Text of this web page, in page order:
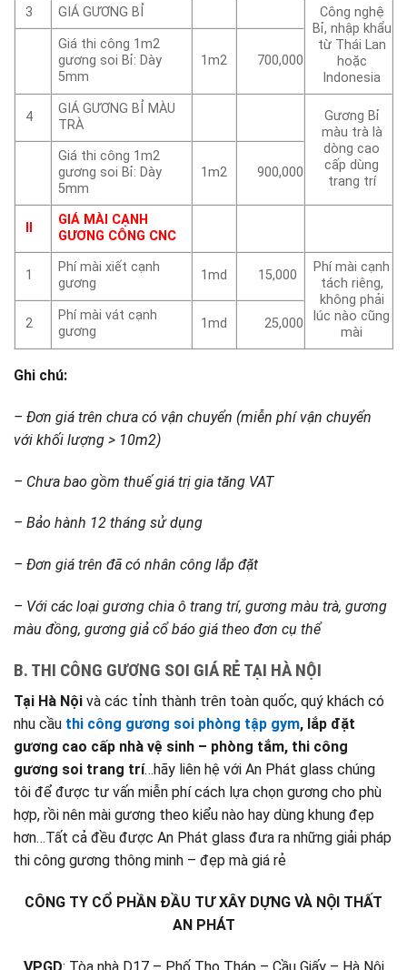
3 GIÁ GƯƠNG BỈ
Công nghệ
Bỉ, nhập khẩu
từ Thái Lan
hoặc
Indonesia
Giá thi công 1m2
gương soi Bỉ: Dày
5mm
1m2 700,000
4
GIÁ GƯƠNG BỈ MÀU
TRÀ
Gương Bỉ
màu trà là
dòng cao
cấp dùng
trang trí
Giá thi công 1m2
gương soi Bỉ: Dày
5mm
1m2 900,000
GIÁ MÀI CẠNH
GƯƠNG CÔNG CNC
1
Phí mài xiết cạnh
gương
1md 15,000
Phí mài cạnh
tách riêng,
không phải
lúc nào cũng
mài
2
Phí mài vát cạnh
gương
1md 25,000
Ghi chú:
– Đơn giá trên chưa có vận chuyển (miễn phí vận chuyển
với khối lượng > 10m2)
– Chưa bao gồm thuế giá trị gia tăng VAT
– Bảo hành 12 tháng sử dụng
– Đơn giá trên đã có nhân công lắp đặt
– Với các loại gương chia ô trang trí, gương màu trà, gương
màu đồng, gương giả cổ báo giá theo đơn cụ thể
B. THI CÔNG GƯƠNG SOI GIÁ RẺ TẠI HÀ NỘI
Tại Hà Nội và các tỉnh thành trên toàn quốc, quý khách có
nhu cầu thi công gương soi phòng tập gym, lắp đặt
gương cao cấp nhà vệ sinh – phòng tắm, thi công
gương soi trang trí…hãy liên hệ với An Phát glass chúng
tôi để được tư vấn miễn phí cách lựa chọn gương cho phù
hợp, rồi nên mài gương theo kiểu nào hay dùng khung đẹp
hơn…Tất cả đều được An Phát glass đưa ra những giải pháp
thi công gương thông minh – đẹp mà giá rẻ
CÔNG TY CỔ PHẦN ĐẦU TƯ XÂY DỰNG VÀ NỘI THẤT
AN PHÁT